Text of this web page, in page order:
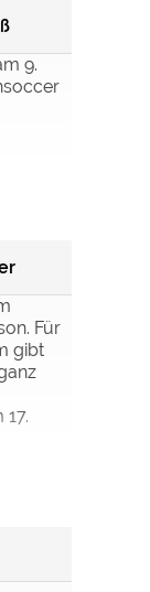
9.
Für
gibt